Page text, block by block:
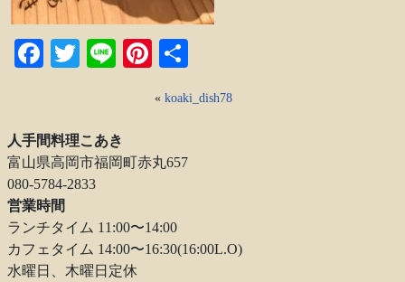
Facebook
TwitterLinePinterest
« koaki_dish78
人手間料理こあき
富山県高岡市福岡町赤丸657
080-5784-2833
営業時間
ランチタイム 11:00〜14:00
カフェタイム 14:00〜16:30(16:00L.O)
水曜日、木曜日定休